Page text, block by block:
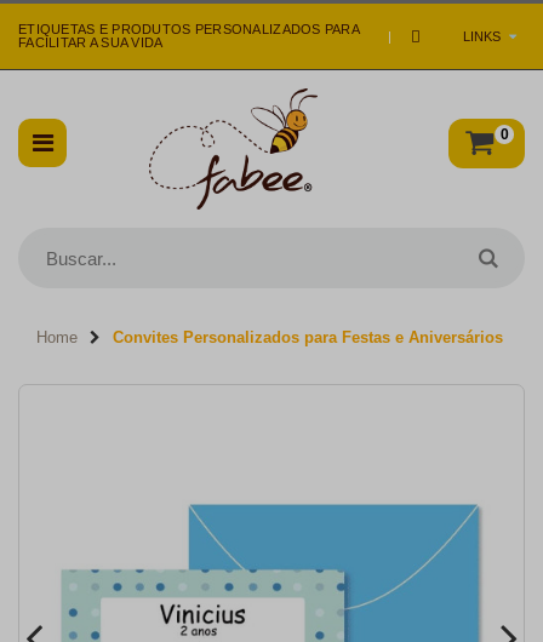
LINKS
ETIQUETAS E PRODUTOS PERSONALIZADOS PARA
FACILITAR A SUA VIDA
|
0
Home Convites Personalizados para Festas e Aniversários